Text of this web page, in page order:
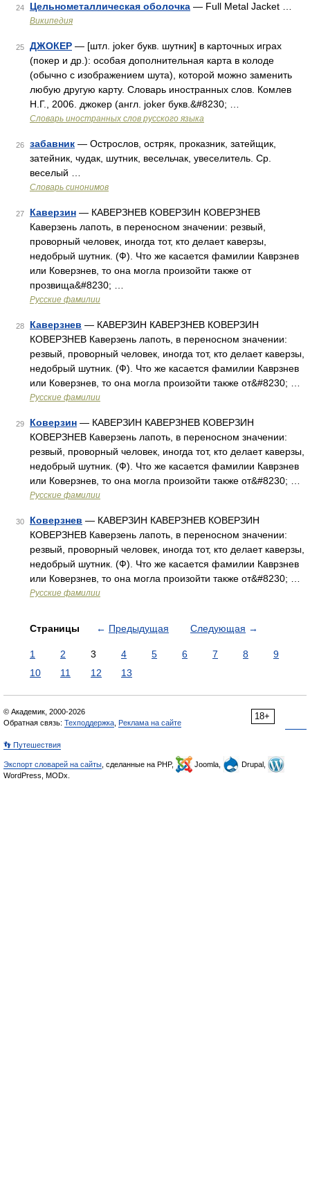
24 Цельнометаллическая оболочка — Full Metal Jacket …
Википедия
25 ДЖОКЕР — [штл. joker букв. шутник] в карточных играх
(покер и др.): особая дополнительная карта в колоде
(обычно с изображением шута), которой можно заменить
любую другую карту. Словарь иностранных слов. Комлев
Н.Г., 2006. джокер (англ. joker букв.&#8230; …
Словарь иностранных слов русского языка
26 забавник — Острослов, остряк, проказник, затейщик,
затейник, чудак, шутник, весельчак, увеселитель. Ср.
веселый …
Словарь синонимов
27 Каверзин — КАВЕРЗНЕВ КОВЕРЗИН КОВЕРЗНЕВ
Каверзень лапоть, в переносном значении: резвый,
проворный человек, иногда тот, кто делает каверзы,
недобрый шутник. (Ф). Что же касается фамилии Каврзнев
или Коверзнев, то она могла произойти также от
прозвища&#8230; …
Русские фамилии
28 Каверзнев — КАВЕРЗИН КАВЕРЗНЕВ КОВЕРЗИН
КОВЕРЗНЕВ Каверзень лапоть, в переносном значении:
резвый, проворный человек, иногда тот, кто делает каверзы,
недобрый шутник. (Ф). Что же касается фамилии Каврзнев
или Коверзнев, то она могла произойти также от&#8230; …
Русские фамилии
29 Коверзин — КАВЕРЗИН КАВЕРЗНЕВ КОВЕРЗИН
КОВЕРЗНЕВ Каверзень лапоть, в переносном значении:
резвый, проворный человек, иногда тот, кто делает каверзы,
недобрый шутник. (Ф). Что же касается фамилии Каврзнев
или Коверзнев, то она могла произойти также от&#8230; …
Русские фамилии
30 Коверзнев — КАВЕРЗИН КАВЕРЗНЕВ КОВЕРЗИН
КОВЕРЗНЕВ Каверзень лапоть, в переносном значении:
резвый, проворный человек, иногда тот, кто делает каверзы,
недобрый шутник. (Ф). Что же касается фамилии Каврзнев
или Коверзнев, то она могла произойти также от&#8230; …
Русские фамилии
Страницы ← Предыдущая Следующая →
1 2 3 4 5 6 7 8
9
10
11 12 13
18+
© Академик, 2000-2026
Обратная связь: Техподдержка Реклама на сайте
👣 Путешествия
Экспорт словарей на сайты , сделанные на PHP, Joomla,
Drupal,
WordPress, MODx.